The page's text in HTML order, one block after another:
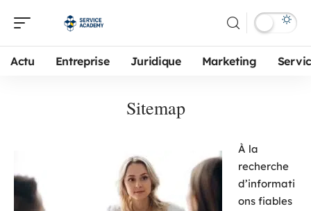
Actu Entreprise Juridique Marketing
Sitemap
À la
recherche
d’informati
ons fiables